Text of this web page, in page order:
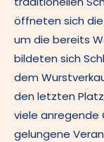
öffneten sich die
um die bereits
bildeten sich
dem
den letzten
viele anregende
gelungene